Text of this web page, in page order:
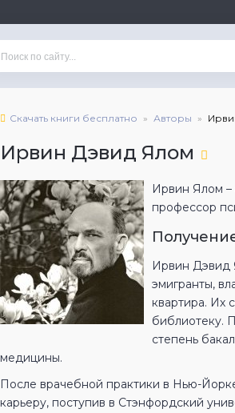
Скачать книги бесплатно Авторы
Ирвин Дэвид Ялом
Ирвин Ялом –
профессор
Ирвин Дэвид
эмигранты,
квартира. Их
библиотеку.
степень
медицины.
После врачебной практики в Нью-
карьеру, поступив в Стэнфордский